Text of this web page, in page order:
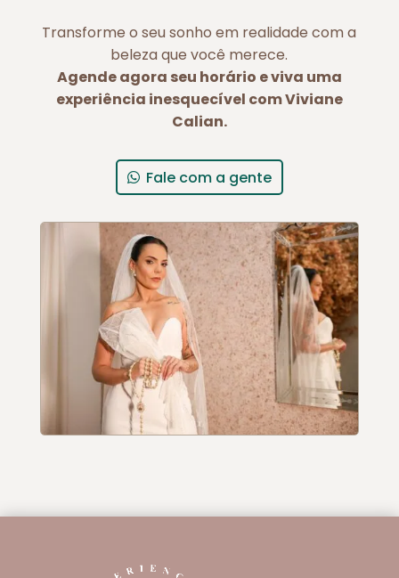
Transforme o seu sonho em realidade com a
beleza que você merece.
Agende agora seu horário e viva uma
experiência inesquecível com Viviane
Calian.
Fale com a gente